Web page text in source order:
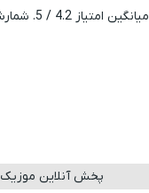
میانگین امتیاز4.2 / 5. شمارش آرا:
پخش آنلاین موزیک